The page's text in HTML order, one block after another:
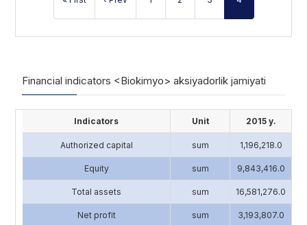
Financial indicators <Biokimyo> aksiyadorlik jamiyati
Indicators Unit 2015 y.
Authorized capital sum 1,196,218.0
Equity sum 9,843,416.0
Total assets sum 16,581,276.0
Net profit sum 3,193,807.0